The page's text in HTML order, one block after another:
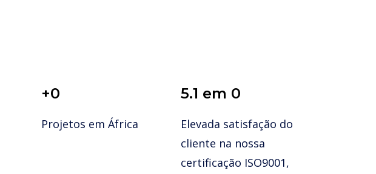
Projetos em África
+0
Elevada satisfação do
cliente na nossa
certificação ISO9001,
5.1 em 0